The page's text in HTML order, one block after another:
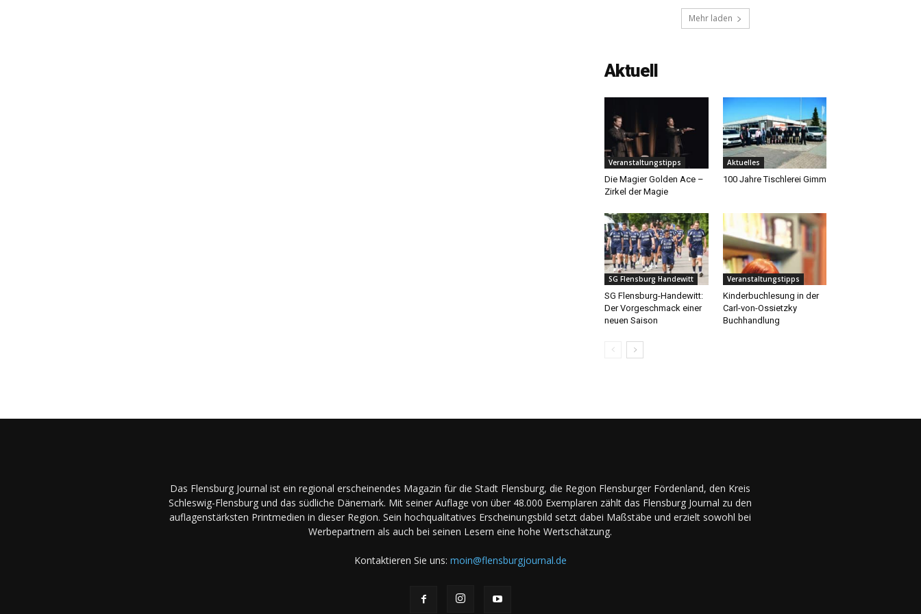
Mehr laden
Aktuell
Veranstaltungstipps
Die Magier Golden Ace –
Zirkel der Magie
Aktuelles
100 Jahre Tischlerei Gimm
SG Flensburg Handewitt
SG Flensburg-Handewitt:
Der Vorgeschmack einer
neuen Saison
Veranstaltungstipps
Kinderbuchlesung in der
Carl-von-Ossietzky
Buchhandlung
Das Flensburg Journal ist ein regional erscheinendes Magazin für die Stadt Flensburg, die Region Flensburger Fördenland, den Kreis
Schleswig-Flensburg und das südliche Dänemark. Mit seiner Auflage von über 48.000 Exemplaren zählt das Flensburg Journal zu den
auflagenstärksten Printmedien in dieser Region. Sein hochqualitatives Erscheinungsbild setzt dabei Maßstäbe und erzielt sowohl bei
Werbepartnern als auch bei seinen Lesern eine hohe Wertschätzung.
Kontaktieren Sie uns: moin@flensburgjournal.de